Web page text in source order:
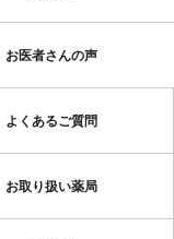
お医者さんの声
よくあるご質問
お取り扱い薬局